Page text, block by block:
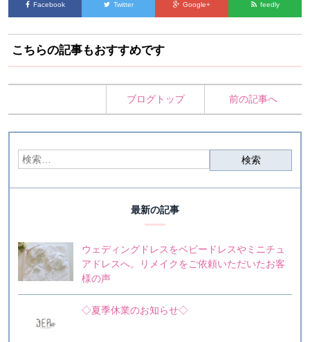
Facebook Twitter Google+ feedly
こちらの記事もおすすめです
ブログトップ 前の記事へ
最新の記事
ウェディングドレスをベビードレスやミニチュ
アドレスへ。リメイクをご依頼いただいたお客
様の声
◇夏季休業のお知らせ◇